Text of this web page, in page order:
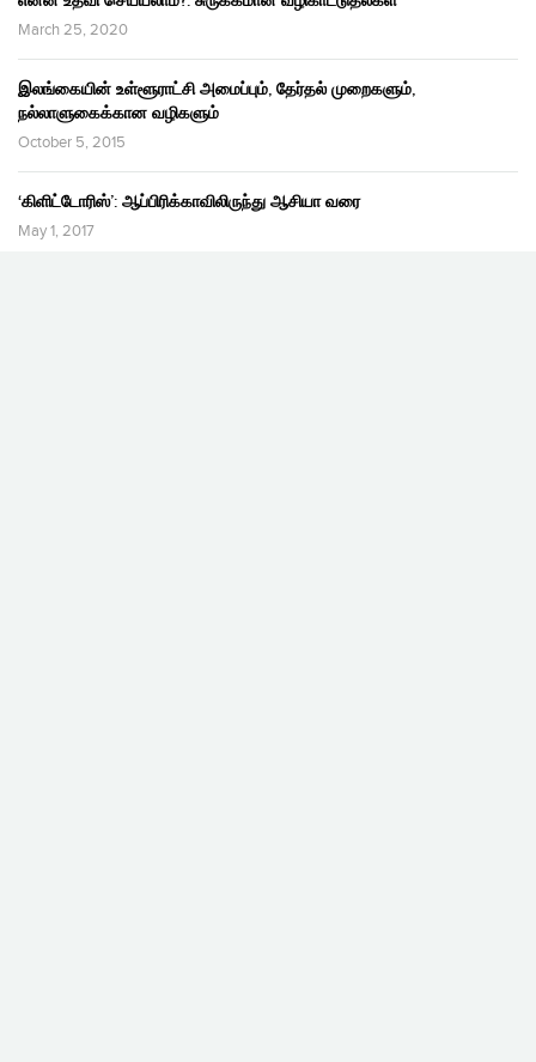
March 25, 2020
இலங்கையின் உள்ளூராட்சி அமைப்பும், தேர்தல் முறைகளும்,
நல்லாளுகைக்கான வழிகளும்
October 5, 2015
‘கிளிட்டோரிஸ்’: ஆப்பிரிக்காவிலிருந்து ஆசியா வரை
May 1, 2017